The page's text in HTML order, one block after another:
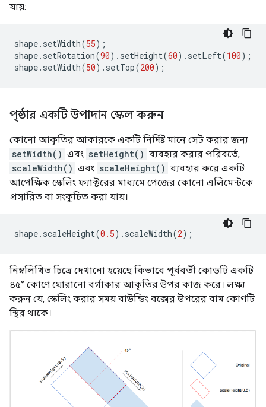
যায়:
shape. setWidth(55);
shape. setRotation(90). setHeight(60). setLeft(100);
shape. setWidth(50). setTop(200);
পৃষ্ঠার একটি উপাদান স্কেল করুন
কোনো আকৃতির আকারকে একটি নির্দিষ্ট মানে সেট করার জন্য
setWidth() এবং setHeight() ব্যবহার করার পরিবর্তে,
scaleWidth() এবং scaleHeight() ব্যবহার করে একটি
আপেক্ষিক স্কেলিং ফ্যাক্টরের মাধ্যমে পেজের কোনো এলিমেন্টকে
প্রসারিত বা সংকুচিত করা যায়।
shape. scaleHeight(0.5). scaleWidth(2);
নিম্নলিখিত চিত্রে দেখানো হয়েছে কিভাবে পূর্ববর্তী কোডটি একটি
৪৫° কোণে ঘোরানো বর্গাকার আকৃতির উপর কাজ করে। লক্ষ্য
করুন যে, স্কেলিং করার সময় বাউন্ডিং বক্সের উপরের বাম কোণটি
স্থির থাকে।